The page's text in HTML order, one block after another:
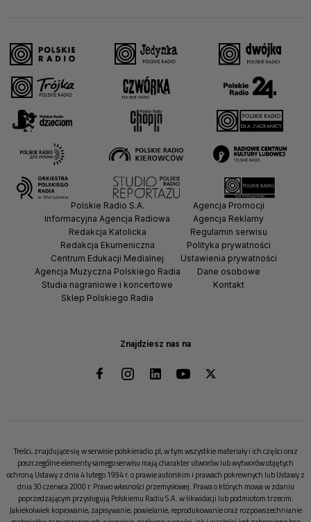
Znajdziesz nas na
Polskie Radio S.A.
Informacyjna Agencja Radiowa
Redakcja Katolicka
Redakcja Ekumeniczna
Centrum Edukacji Medialnej
Agencja Muzyczna Polskiego Radia
Studia nagraniowe i koncertowe
Sklep Polskiego Radia
Agencja Promocji
Agencja Reklamy
Regulamin serwisu
Polityka prywatności
Ustawienia prywatności
Dane osobowe
Kontakt
Treści, znajdujące się w serwisie polskieradio.pl, w tym wszystkie materiały i ich części oraz
poszczególne elementy samego serwisu mają charakter utworów lub wytworów objętych
ochroną Ustawy z dnia 4 lutego 1994 r. o prawie autorskim i prawach pokrewnych lub Ustawy z
dnia 30 czerwca 2000 r. Prawo własności przemysłowej. Prawa o których mowa w zdaniu
poprzedzającym przysługują Polskiemu Radiu S.A. w likwidacji lub podmiotom trzecim.
Jakiekolwiek kopiowanie, zapisywanie, powielanie, reprodukowanie oraz rozpowszechnianie